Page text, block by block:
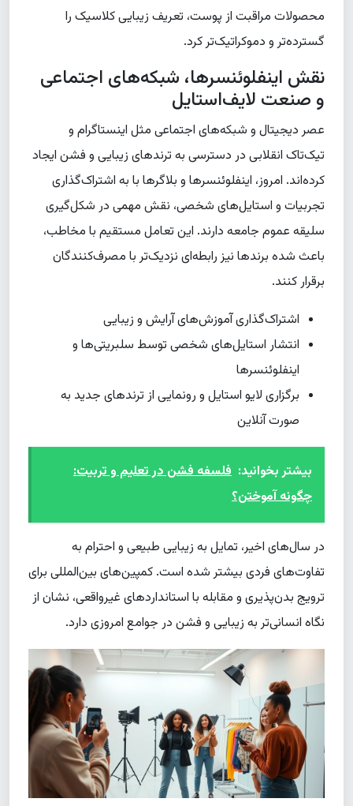
محصولات مراقبت از پوست، تعریف زیبایی کلاسیک را
گسترده‌تر و دموکراتیک‌تر کرد.
نقش اینفلوئنسرها، شبکه‌های اجتماعی
و صنعت لایف‌استایل
عصر دیجیتال و شبکه‌های اجتماعی مثل اینستاگرام و
تیک‌تاک انقلابی در دسترسی به ترندهای زیبایی و فشن ایجاد
کرده‌اند. امروز، اینفلوئنسرها و بلاگرها با به اشتراک‌گذاری
تجربیات و استایل‌های شخصی، نقش مهمی در شکل‌گیری
سلیقه عموم جامعه دارند. این تعامل مستقیم با مخاطب،
باعث شده برندها نیز رابطه‌ای نزدیک‌تر با مصرف‌کنندگان
برقرار کنند.
اشتراک‌گذاری آموزش‌های آرایش و زیبایی
انتشار استایل‌های شخصی توسط سلبریتی‌ها و
اینفلوئنسرها
برگزاری لایو استایل و رونمایی از ترندهای جدید به
صورت آنلاین
بیشتر بخوانید: فلسفه فشن در تعلیم و تربیت:
چگونه آموختن؟
در سال‌های اخیر، تمایل به زیبایی طبیعی و احترام به
تفاوت‌های فردی بیشتر شده است. کمپین‌های بین‌المللی برای
ترویج بدن‌پذیری و مقابله با استانداردهای غیرواقعی، نشان از
نگاه انسانی‌تر به زیبایی و فشن در جوامع امروزی دارد.